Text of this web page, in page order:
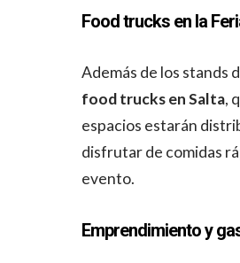
Food trucks en la
Además de los stands
food trucks en Salta,
espacios estarán
disfrutar de comidas
evento.
Emprendimiento y